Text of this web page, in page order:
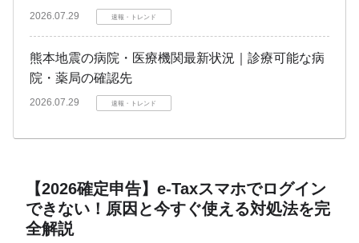
2026.07.29 速報・トレンド
熊本地震の病院・医療機関最新状況｜診療可能な病
院・薬局の確認先
2026.07.29 速報・トレンド
【2026確定申告】e-Taxスマホでログイン
できない！原因と今すぐ使える対処法を完
全解説